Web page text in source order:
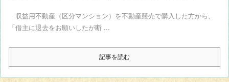
収益用不動産（区分マンション）を不動産競売で購入した方から、
「借主に退去をお願いしたが断 ...
記事を読む